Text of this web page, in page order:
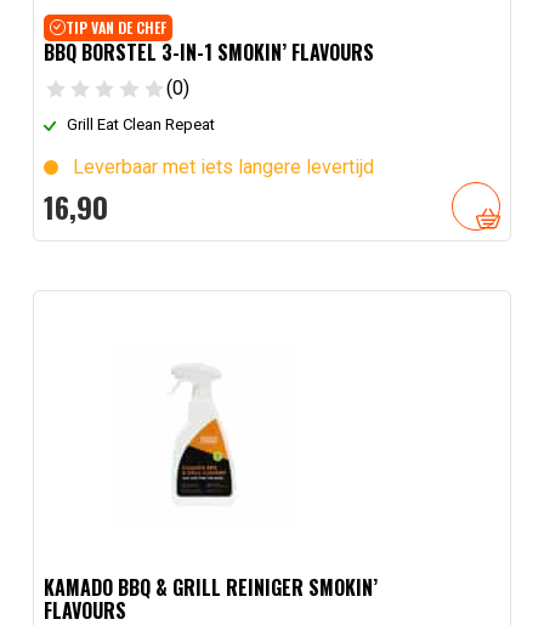
TIP VAN DE CHEF
BBQ BORSTEL 3-IN-1 SMOKIN’ FLAVOURS
(0)
Grill Eat Clean Repeat
Leverbaar met iets langere levertijd
16,90
KAMADO BBQ & GRILL REINIGER SMOKIN’
FLAVOURS